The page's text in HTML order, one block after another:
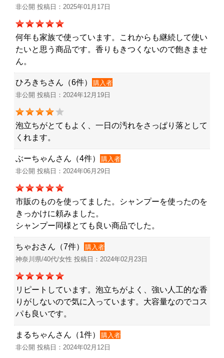
非公開 投稿日：2025年01月17日
何年も家族で使っています。これからも継続して使い
たいと思う商品です。香りもきつくないので飽きませ
ん。
ひろきちさん（6件）
購入者
非公開 投稿日：2024年12月19日
泡立ちがとてもよく、一日の汚れをさっぱり落として
くれます。
ぶーちゃんさん（4件）
購入者
非公開 投稿日：2024年06月29日
市販のものを使ってました。シャンプーを使ったのを
きっかけに頼みました。
シャンプー同様とても良い商品でした。
ちゃおさん（7件）
購入者
神奈川県/40代/女性 投稿日：2024年02月23日
リピートしています。泡立ちがよく、強い人工的な香
りがしないので気に入っています。大容量なのでコス
パも良いです。
まるちゃんさん（1件）
購入者
非公開 投稿日：2024年02月12日